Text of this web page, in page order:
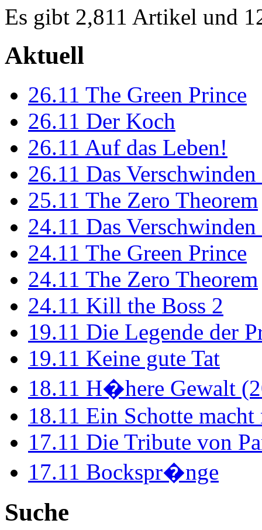
Es gibt 2,811 Artikel und
Aktuell
26.11 The Green Prince
26.11 Der Koch
26.11 Auf das Leben!
26.11 Das
25.11 The Zero Theorem
24.11 Das
24.11 The Green Prince
24.11 The Zero Theorem
24.11 Kill the Boss 2
19.11 Die Legende der
19.11 Keine gute Tat
18.11 H�here Gewalt
18.11 Ein Schotte
17.11 Die Tribute von
17.11 Bockspr�nge
Suche